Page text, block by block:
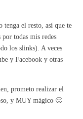
tenga el resto, así que te
todas mis redes
los slinks). A veces
y Facebook y otras
prometo realizar el
y MUY mágico 🙂